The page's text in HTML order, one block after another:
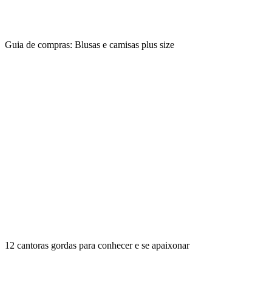
Guia de compras: Blusas e camisas plus size
12 cantoras gordas para conhecer e se apaixonar